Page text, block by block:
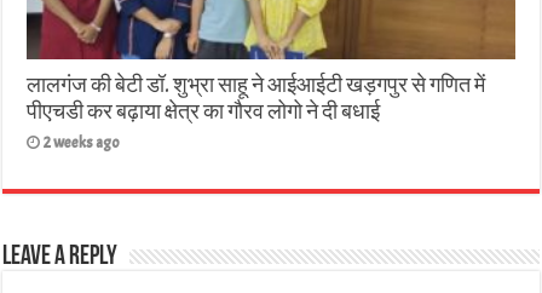
लालगंज की बेटी डॉ. शुभ्रा साहू ने आईआईटी खड़गपुर से गणित में
पीएचडी कर बढ़ाया क्षेत्र का गौरव लोगो ने दी बधाई
2 weeks ago
Leave a Reply